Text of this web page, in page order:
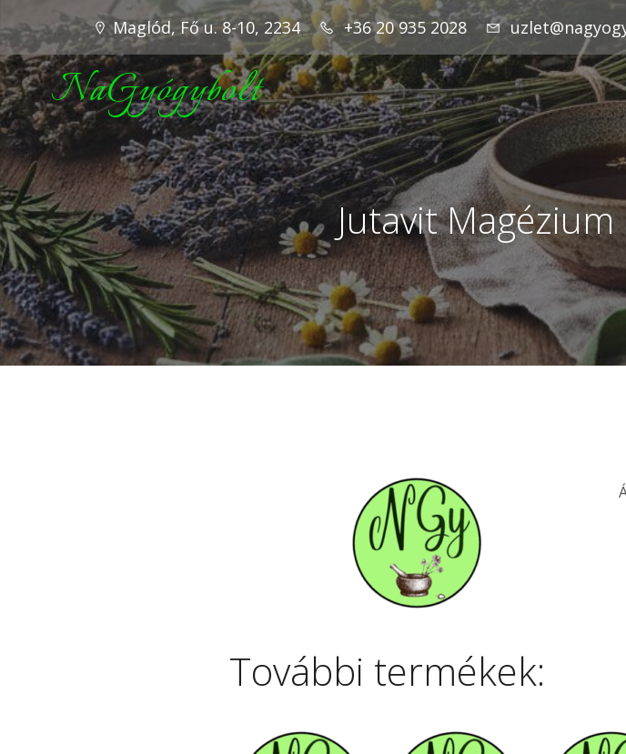
Maglód, Fő u. 8-10, 2234 +36 20 935 2028
NaGyógybolt
Jutavit
További termékek: